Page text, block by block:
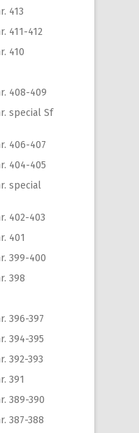
413
411-412
410
408-409
special Sf
406-407
404-405
special
402-403
401
399-400
398
396-397
394-395
392-393
391
389-390
387-388